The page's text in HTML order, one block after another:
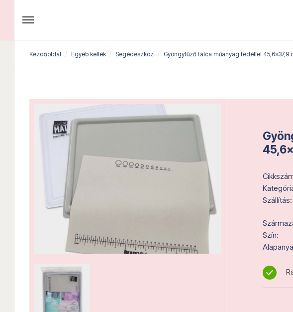
Kezdőoldal Egyéb kellék Segédeszköz Gyöngyfűző tálca műanyag fedéllel 45,6x37,9
Szállítás:
Szín: